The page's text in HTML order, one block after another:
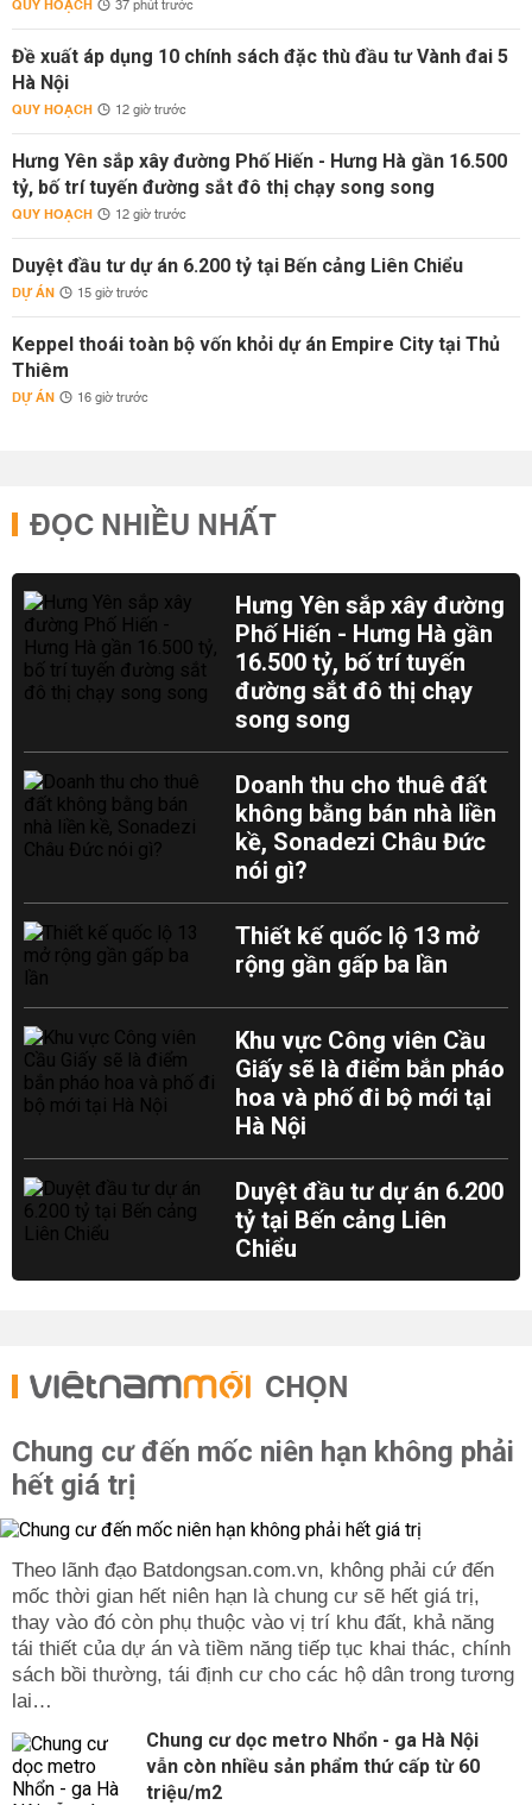
QUY HOẠCH 37 phút trước
Đề xuất áp dụng 10 chính sách đặc thù đầu tư Vành đai 5
Hà Nội
QUY HOẠCH 12 giờ trước
Hưng Yên sắp xây đường Phố Hiến - Hưng Hà gần 16.500
tỷ, bố trí tuyến đường sắt đô thị chạy song song
QUY HOẠCH 12 giờ trước
Duyệt đầu tư dự án 6.200 tỷ tại Bến cảng Liên Chiểu
DỰ ÁN 15 giờ trước
Keppel thoái toàn bộ vốn khỏi dự án Empire City tại Thủ
Thiêm
DỰ ÁN 16 giờ trước
ĐỌC NHIỀU NHẤT
Hưng Yên sắp xây đường
Phố Hiến - Hưng Hà gần
16.500 tỷ, bố trí tuyến
đường sắt đô thị chạy
song song
Doanh thu cho thuê đất
không bằng bán nhà liền
kề, Sonadezi Châu Đức
nói gì?
Thiết kế quốc lộ 13 mở
rộng gần gấp ba lần
Khu vực Công viên Cầu
Giấy sẽ là điểm bắn pháo
hoa và phố đi bộ mới tại
Hà Nội
Duyệt đầu tư dự án 6.200
tỷ tại Bến cảng Liên
Chiểu
CHỌN
Chung cư đến mốc niên hạn không phải
hết giá trị
Theo lãnh đạo Batdongsan.com.vn, không phải cứ đến
mốc thời gian hết niên hạn là chung cư sẽ hết giá trị,
thay vào đó còn phụ thuộc vào vị trí khu đất, khả năng
tái thiết của dự án và tiềm năng tiếp tục khai thác, chính
sách bồi thường, tái định cư cho các hộ dân trong tương
lai…
Chung cư dọc metro Nhổn - ga Hà Nội
vẫn còn nhiều sản phẩm thứ cấp từ 60
triệu/m2